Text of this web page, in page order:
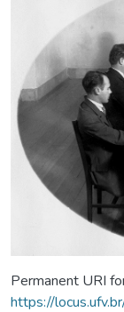
Permanent URI
https://